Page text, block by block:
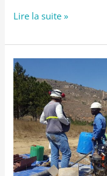
Lire la suite »
Captage
pour
Eau-
Vive